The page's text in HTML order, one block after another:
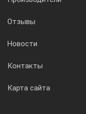
Отзывы
Новости
Контакты
Карта сайта